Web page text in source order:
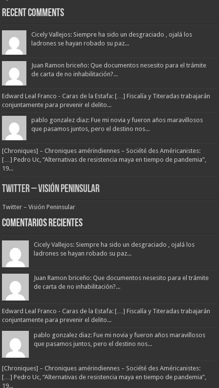
Recent Comments
Cicely Vallejos: Siempre ha sido un desgraciado , ojalá los
ladrones se hayan robado su paz...
Juan Ramon briceño: Que documentos nesesito para el trámite
de carta de no inhabilitación?...
Edward Leal Franco - Caras de la Estafa: […] Fiscalía y Titeradas trabajarán
conjuntamente para prevenir el delito...
pablo gonzalez diaz: Fue mi novia y fueron años maravillosos
que pasamos juntos, pero el destino nos...
[Chroniques] – Chroniques amérindiennes – Société des Américanistes:
[…] Pedro Uc, “Alternativas de resistencia maya en tiempo de pandemia”,
19...
Twitter – Visión Peninsular
Twitter – Visión Peninsular
Comentarios Recientes
Cicely Vallejos: Siempre ha sido un desgraciado , ojalá los
ladrones se hayan robado su paz...
Juan Ramon briceño: Que documentos nesesito para el trámite
de carta de no inhabilitación?...
Edward Leal Franco - Caras de la Estafa: […] Fiscalía y Titeradas trabajarán
conjuntamente para prevenir el delito...
pablo gonzalez diaz: Fue mi novia y fueron años maravillosos
que pasamos juntos, pero el destino nos...
[Chroniques] – Chroniques amérindiennes – Société des Américanistes:
[…] Pedro Uc, “Alternativas de resistencia maya en tiempo de pandemia”,
19...